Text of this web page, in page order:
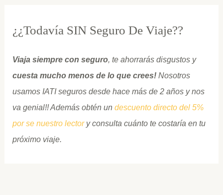
¿¿Todavía SIN Seguro De Viaje??
Viaja siempre con seguro, te ahorrarás disgustos y
cuesta mucho menos de lo que crees!Nosotros
usamos IATI seguros desde hace más de 2 años y nos
va genial!! Además obtén un descuento directo del 5%
por se nuestro lectory consulta cuánto te costaría en tu
próximo viaje.